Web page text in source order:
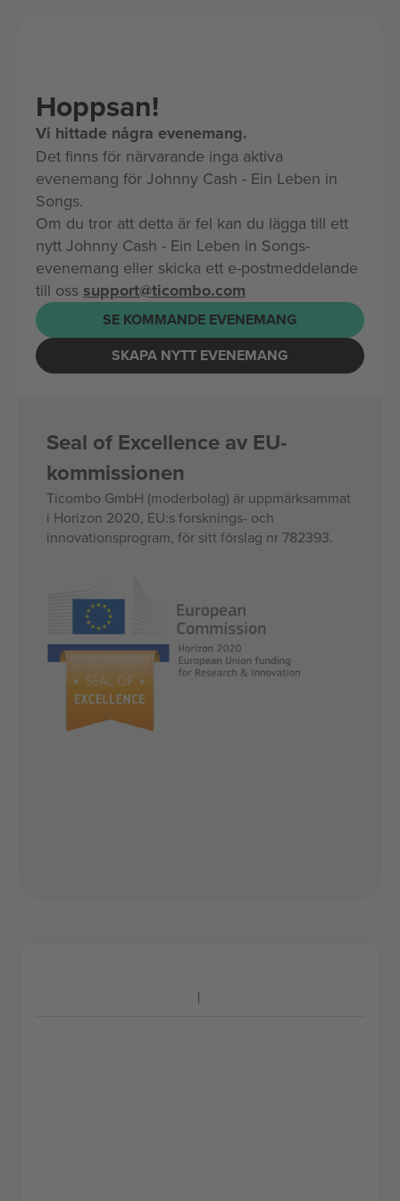
Hoppsan!
Vi hittade några evenemang.
Det finns för närvarande inga aktiva
evenemang för Johnny Cash - Ein Leben in
Songs.
Om du tror att detta är fel kan du lägga till ett
nytt Johnny Cash - Ein Leben in Songs-
evenemang eller skicka ett e-postmeddelande
till oss support@ticombo.com
SE KOMMANDE EVENEMANG
SKAPA NYTT EVENEMANG
Seal of Excellence av EU-
kommissionen
Ticombo GmbH (moderbolag) är uppmärksammat
i Horizon 2020, EU:s forsknings- och
innovationsprogram, för sitt förslag nr 782393.